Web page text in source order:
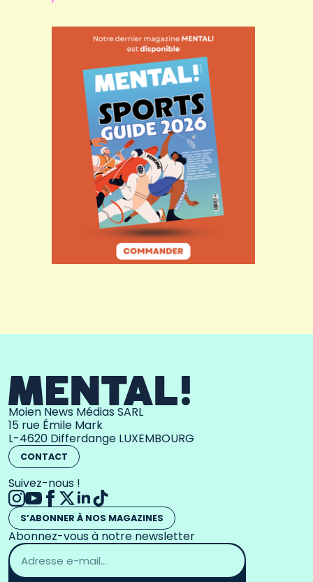
Moien News Médias SARL
15 rue Émile Mark
L-4620 Differdange LUXEMBOURG
CONTACT
Suivez-nous !
S’ABONNER À NOS MAGAZINES
Abonnez-vous à notre newsletter
Adresse
email
*